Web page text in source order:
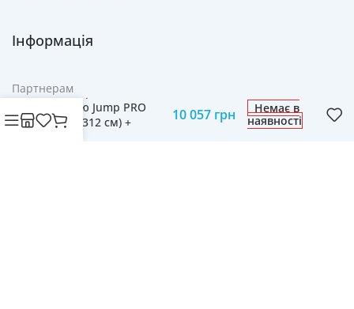
Інформація
Партнерам
Реклама
з Внутрішньою
Сіткою Jump PRO
10FT (312 см) +
10 057 грн
Немає в
наявності